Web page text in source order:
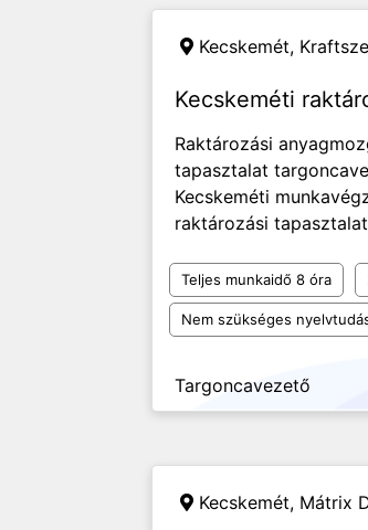
Kecskemét,
Kecskeméti
Raktározási
tapasztalat
Kecskeméti
raktározási
Teljes munkaidő 8 óra
Nem szükséges
Targoncavezető
Kecskemét, Mátrix